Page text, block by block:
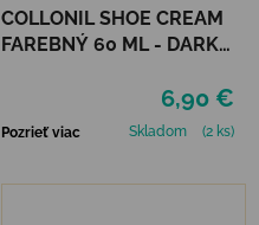
COLLONIL SHOE CREAM
FAREBNÝ 60 ML - DARK
6,90 €
Pozrieť viac Skladom (2 ks)